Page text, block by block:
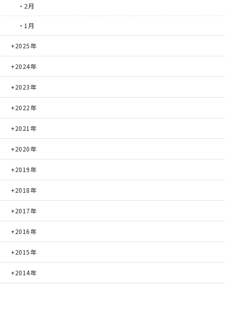
・2月
・1月
2025年
2024年
2023年
2022年
2021年
2020年
2019年
2018年
2017年
2016年
2015年
2014年